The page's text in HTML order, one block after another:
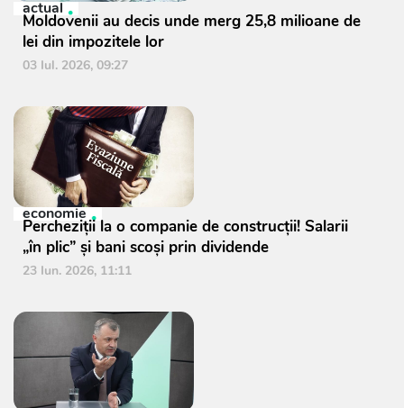
actual
Moldovenii au decis unde merg 25,8 milioane de
lei din impozitele lor
03 Iul. 2026, 09:27
economie
Percheziții la o companie de construcții! Salarii
„în plic” și bani scoși prin dividende
23 Iun. 2026, 11:11